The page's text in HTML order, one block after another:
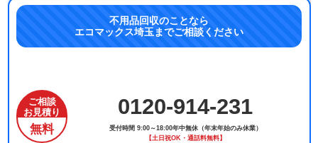
不用品回収のことなら
エコマックス埼玉までご相談ください
ご相談
お見積り
無料
0120-914-231
受付時間 9:00～18:00年中無休（年末年始のみ休業）
【土日祝OK・通話料無料】